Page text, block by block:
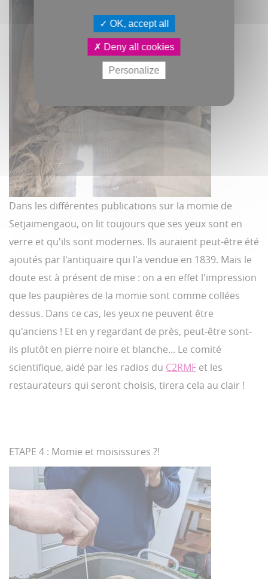
Dans les différentes publications sur la momie de
Setjaimengaou, on lit toujours que ses yeux sont en
verre et qu'ils sont modernes. Ils auraient peut-être été
ajoutés par l'antiquaire qui l'a vendue en 1839. Mais le
doute est à présent de mise : on a en effet l'impression
que les paupières de la momie sont comme collées
dessus. Dans ce cas, les yeux ne peuvent être
qu'anciens ! Et en y regardant de près, peut-être sont-
ils plutôt en pierre noire et blanche... Le comité
scientifique, aidé par les radios du C2RMF et les
restaurateurs qui seront choisis, tirera cela au clair !
ETAPE 4 : Momie et moisissures ?!
OK, accept all
Deny all cookies
Personalize